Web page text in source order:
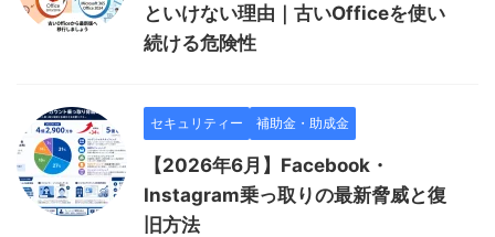
といけない理由｜古いOfficeを使い
続ける危険性
セキュリティー 補助金・助成金
【2026年6月】Facebook・
Instagram乗っ取りの最新脅威と復
旧方法